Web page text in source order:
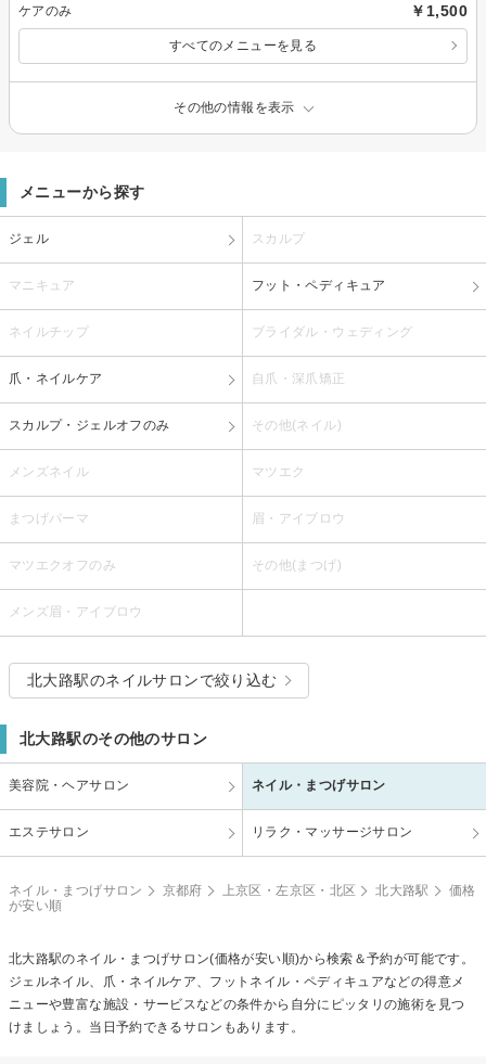
ケアのみ ￥1,500
すべてのメニューを見る
その他の情報を表示
メニューから探す
ジェル スカルプ
マニキュア フット・ペディキュア
ネイルチップ ブライダル・ウェディング
爪・ネイルケア 自爪・深爪矯正
スカルプ・ジェルオフのみ その他(ネイル)
メンズネイル マツエク
まつげパーマ 眉・アイブロウ
マツエクオフのみ その他(まつげ)
メンズ眉・アイブロウ
北大路駅のネイルサロンで絞り込む
北大路駅のその他のサロン
美容院・ヘアサロン ネイル・まつげサロン
エステサロン リラク・マッサージサロン
ネイル・まつげサロン 京都府 上京区・左京区・北区 北大路駅
価格
が安い順
北大路駅のネイル・まつげサロン(価格が安い順)から検索＆予約が可能です。
ジェルネイル、爪・ネイルケア、フットネイル・ペディキュアなどの得意メ
ニューや豊富な施設・サービスなどの条件から自分にピッタリの施術を見つ
けましょう。当日予約できるサロンもあります。